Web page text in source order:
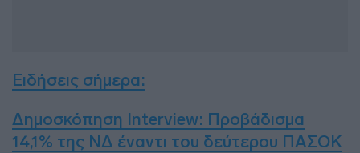
Ειδήσεις σήμερα:
Δημοσκόπηση Interview: Προβάδισμα
14,1% της ΝΔ έναντι του δεύτερου ΠΑΣΟΚ